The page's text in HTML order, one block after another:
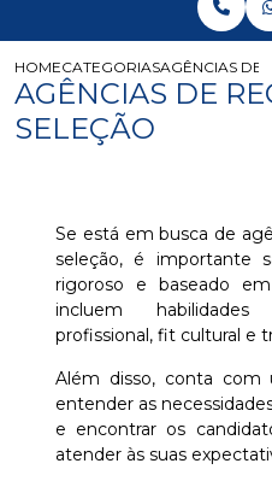
HOMECATEGORIASAGÊNCIAS DE
AGÊNCIAS DE
SELEÇÃO
Se está em busca de
seleção, é importante
rigoroso e baseado
incluem habilidades
profissional, fit cultural e
Além disso, conta com
entender as
e encontrar os
atender às suas